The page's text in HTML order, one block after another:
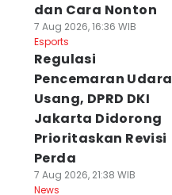
dan Cara Nonton
7 Aug 2026, 16:36 WIB
Esports
Regulasi
Pencemaran Udara
Usang, DPRD DKI
Jakarta Didorong
Prioritaskan Revisi
Perda
7 Aug 2026, 21:38 WIB
News